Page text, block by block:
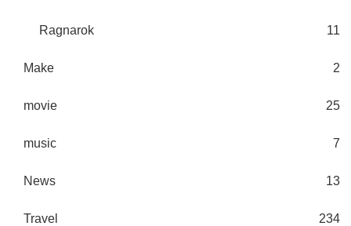
Ragnarok 11
Make 2
movie 25
music 7
News 13
Travel 234